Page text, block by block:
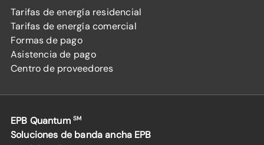
Tarifas de energía residencial
Tarifas de energía comercial
Formas de pago
Asistencia de pago
Centro de proveedores
EPB Quantum SM
Soluciones de banda ancha EPB